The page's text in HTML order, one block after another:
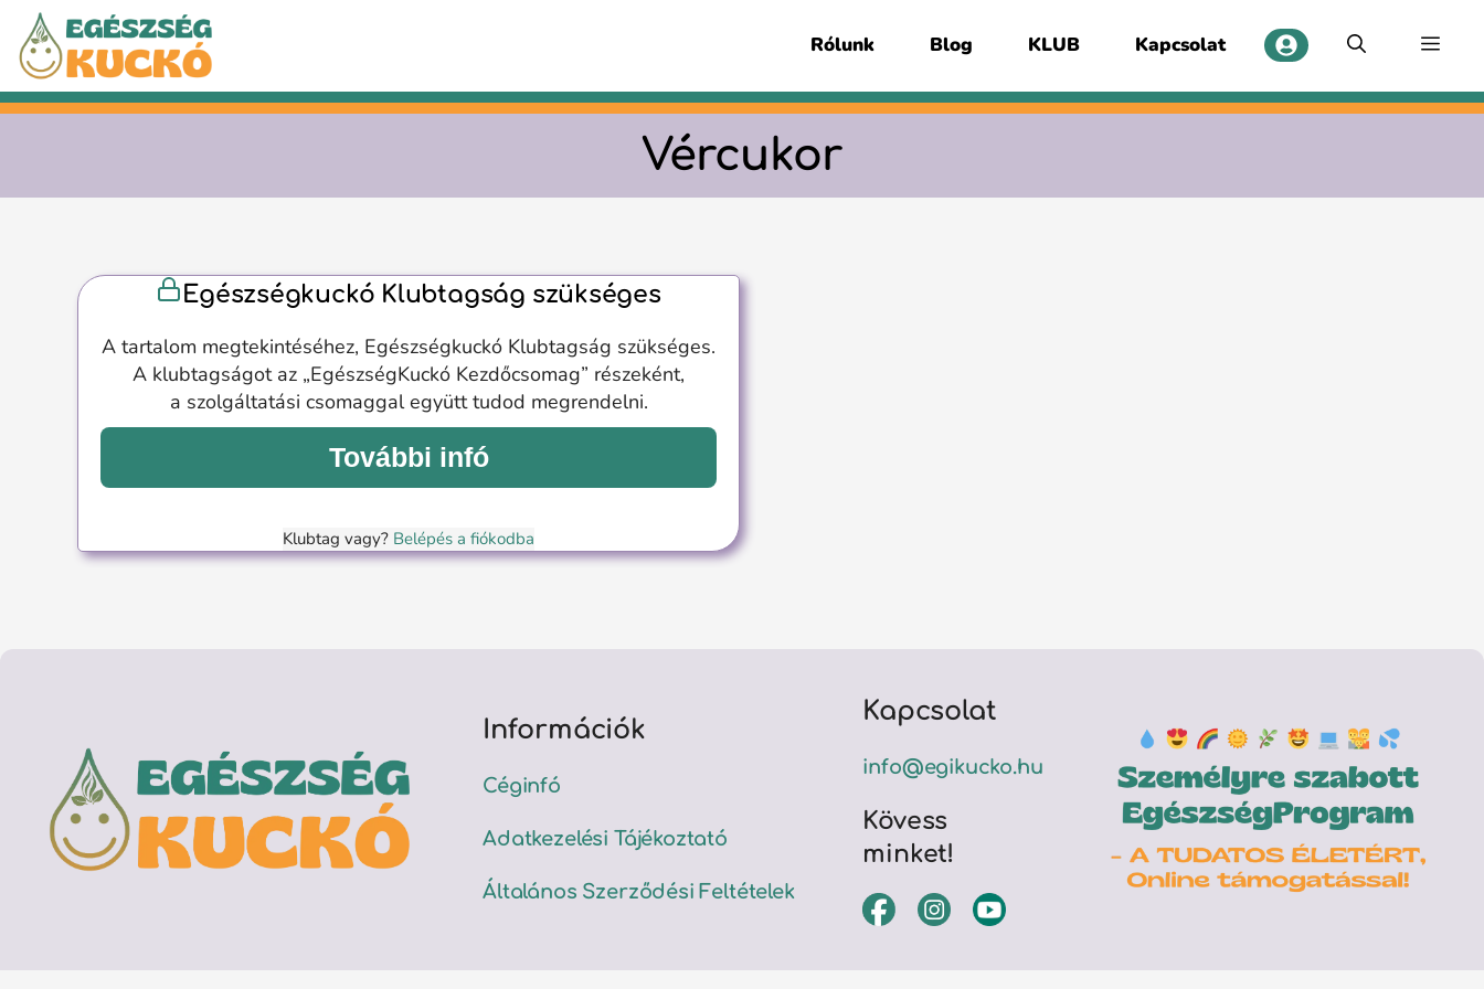
Kilépés
tartalomba
Rólunk Blog KLUB Kapcsolat
Vércukor
Egészségkuckó Klubtagság szükséges
A tartalom megtekintéséhez, Egészségkuckó Klubtagság szükséges.
A klubtagságot az „EgészségKuckó Kezdőcsomag” részeként,
a szolgáltatási csomaggal együtt tudod megrendelni.
További infó
Klubtag vagy? Belépés a fiókodba
Információk
Céginfó
Adatkezelési Tájékoztató
Általános Szerződési Feltételek
Kapcsolat
info@egikucko.hu
Kövess
minket!